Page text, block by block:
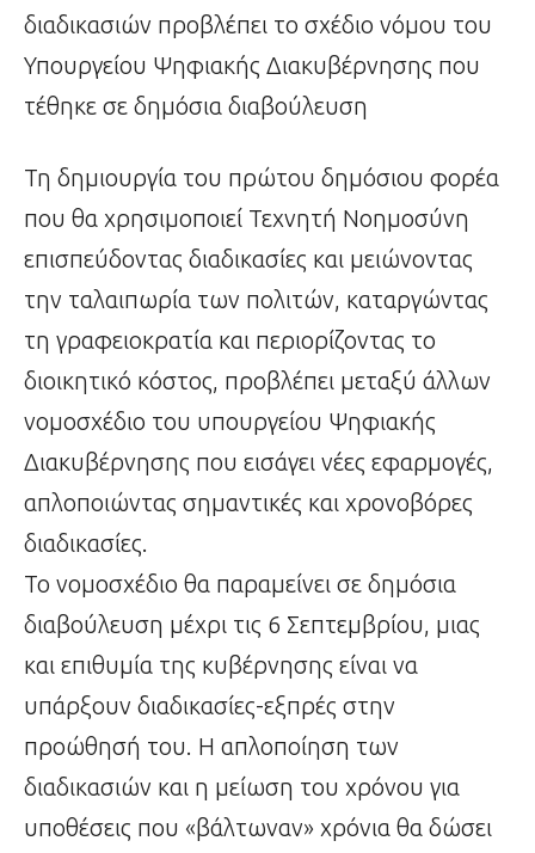
διαδικασιών προβλέπει το σχέδιο νόμου του
Υπουργείου Ψηφιακής Διακυβέρνησης που
τέθηκε σε δημόσια διαβούλευση
Τη δημιουργία του πρώτου δημόσιου φορέα
που θα χρησιμοποιεί Τεχνητή Νοημοσύνη
επισπεύδοντας διαδικασίες και μειώνοντας
την ταλαιπωρία των πολιτών, καταργώντας
τη γραφειοκρατία και περιορίζοντας το
διοικητικό κόστος, προβλέπει μεταξύ άλλων
νομοσχέδιο του υπουργείου Ψηφιακής
Διακυβέρνησης που εισάγει νέες εφαρμογές,
απλοποιώντας σημαντικές και χρονοβόρες
διαδικασίες.
Το νομοσχέδιο θα παραμείνει σε δημόσια
διαβούλευση μέχρι τις 6 Σεπτεμβρίου, μιας
και επιθυμία της κυβέρνησης είναι να
υπάρξουν διαδικασίες-εξπρές στην
προώθησή του. Η απλοποίηση των
διαδικασιών και η μείωση του χρόνου για
υποθέσεις που «βάλτωναν» χρόνια θα δώσει